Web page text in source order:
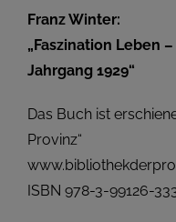
Franz Winter:
„Faszination Leben
Jahrgang 1929“
Das Buch ist
Provinz“
ISBN 978-3-99126-